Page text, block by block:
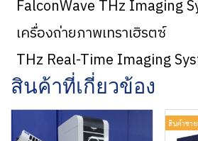
FalconWave THz Imaging
เครื่องถ่ายภาพเทราเฮิรตซ์
THz Real-Time Imaging
สินค้าที่เกี่ยวข้อง
สินค้าขา